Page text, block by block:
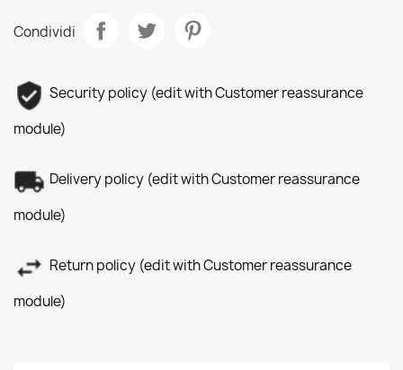
Condividi
Security policy (edit with Customer reassurance
module)
Delivery policy (edit with Customer reassurance
module)
Return policy (edit with Customer reassurance
module)